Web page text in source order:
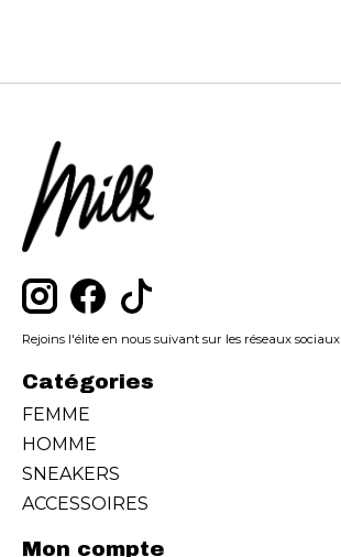
Rejoins l'élite en nous suivant sur les réseaux sociaux
Catégories
FEMME
HOMME
SNEAKERS
ACCESSOIRES
Mon compte